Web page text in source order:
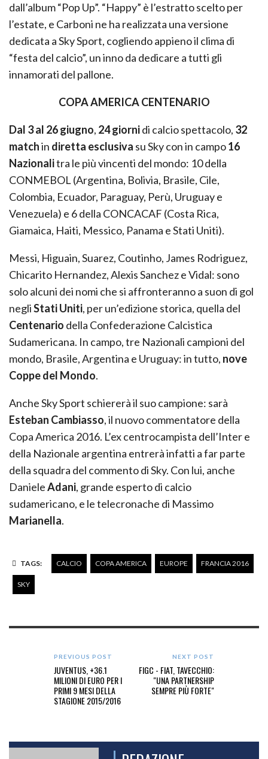
dall’album “Pop Up”. “Happy” è l’estratto scelto per
l’estate, e Carboni ne ha realizzata una versione
dedicata a Sky Sport, cogliendo appieno il clima di
“festa del calcio”, un inno da dedicare a tutti gli
innamorati del pallone.
COPA AMERICA CENTENARIO
Dal 3 al 26 giugno, 24 giornidi calcio spettacolo, 32
matchin diretta esclusiva su Sky con in campo16
Nazionalitra le più vincenti del mondo: 10 della
CONMEBOL (Argentina, Bolivia, Brasile, Cile,
Colombia, Ecuador, Paraguay, Perù, Uruguay e
Venezuela) e 6 della CONCACAF (Costa Rica,
Giamaica, Haiti, Messico, Panama e Stati Uniti).
Messi, Higuain, Suarez, Coutinho, James Rodriguez,
Chicarito Hernandez, Alexis Sanchez e Vidal: sono
solo alcuni dei nomi che si affronteranno a suon di gol
negliStati Uniti, per un’edizione storica, quella del
Centenario della Confederazione Calcistica
Sudamericana. In campo, tre Nazionali campioni del
mondo, Brasile, Argentina e Uruguay: in tutto, nove
Coppe del Mondo.
Anche Sky Sport schiererà il suo campione: sarà
Esteban Cambiasso, il nuovo commentatore della
Copa America 2016. L’ex centrocampista dell’Inter e
della Nazionale argentina entrerà infatti a far parte
della squadra del commento di Sky. Con lui, anche
DanieleAdani, grande esperto di calcio
sudamericano, e le telecronache di Massimo
Marianella.
TAGS: CALCIO COPA AMERICA EUROPE FRANCIA 2016
SKY
PREVIOUS POST
JUVENTUS, +36.1
MILIONI DI EURO PER I
PRIMI 9 MESI DELLA
STAGIONE 2015/2016
NEXT POST
FIGC - FIAT, TAVECCHIO:
"UNA PARTNERSHIP
SEMPRE PIÙ FORTE"